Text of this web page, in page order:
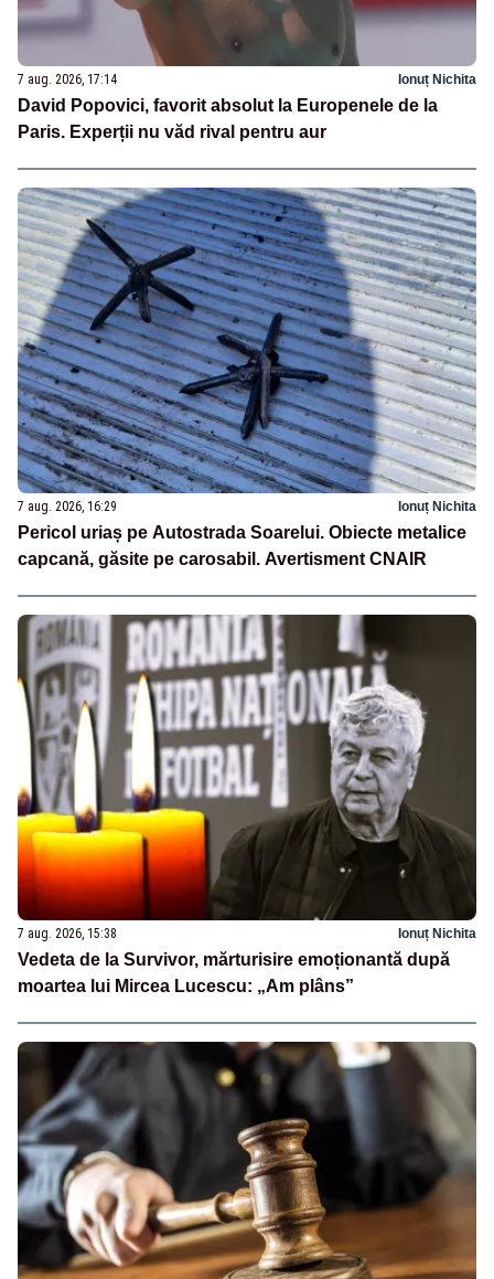
7 aug. 2026, 17:14 Ionuț Nichita
David Popovici, favorit absolut la Europenele de la
Paris. Experții nu văd rival pentru aur
7 aug. 2026, 16:29 Ionuț Nichita
Pericol uriaș pe Autostrada Soarelui. Obiecte metalice
capcană, găsite pe carosabil. Avertisment CNAIR
7 aug. 2026, 15:38 Ionuț Nichita
Vedeta de la Survivor, mărturisire emoționantă după
moartea lui Mircea Lucescu: „Am plâns”